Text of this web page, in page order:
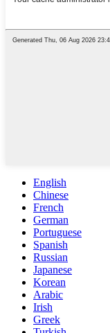
English
Chinese
French
German
Portuguese
Spanish
Russian
Japanese
Korean
Arabic
Irish
Greek